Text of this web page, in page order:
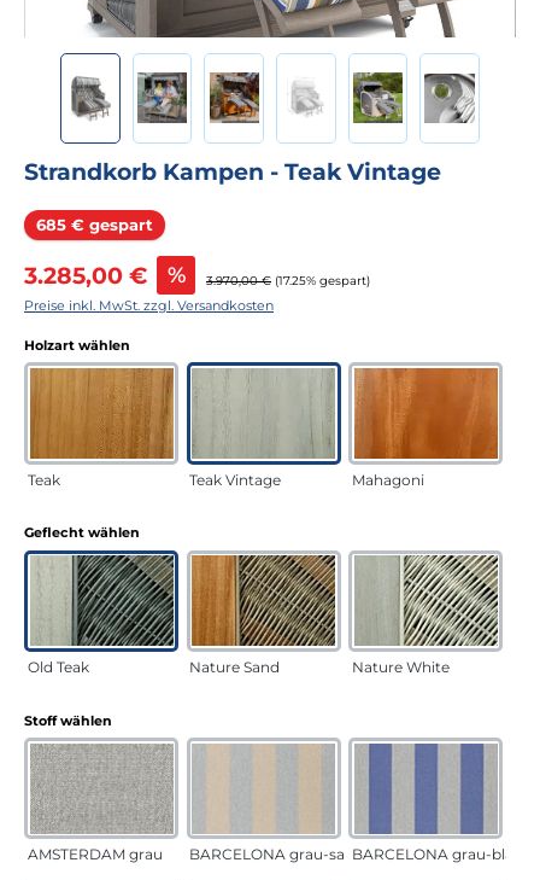
Strandkorb Kampen - Teak Vintage
685 € gespart Rabatt
Verkaufspreis:
3.285,00 € % Regulärer Preis:
3.970,00 € (17.25% gespart)
Preise inkl. MwSt. zzgl. Versandkosten
Holzart wählen
Teak Teak Vintage Mahagoni
Geflecht wählen
Old Teak Nature Sand Nature White
Stoff wählen
AMSTERDAM grau BARCELONA grau-sandBARCELONA grau-blau